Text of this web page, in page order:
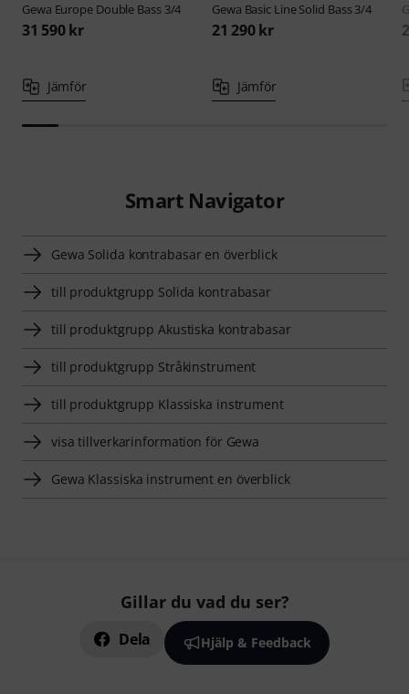
Gewa Europe Double Bass 3/4
31 590 kr
Jämför
Gewa Basic Line Solid Bass 3/4
21 290 kr
Jämför
Smart Navigator
Gewa Solida kontrabasar en överblick
till produktgrupp Solida kontrabasar
till produktgrupp Akustiska kontrabasar
till produktgrupp Stråkinstrument
till produktgrupp Klassiska instrument
visa tillverkarinformation för Gewa
Gewa Klassiska instrument en överblick
Gillar du vad du ser?
Dela Hjälp & Feedback